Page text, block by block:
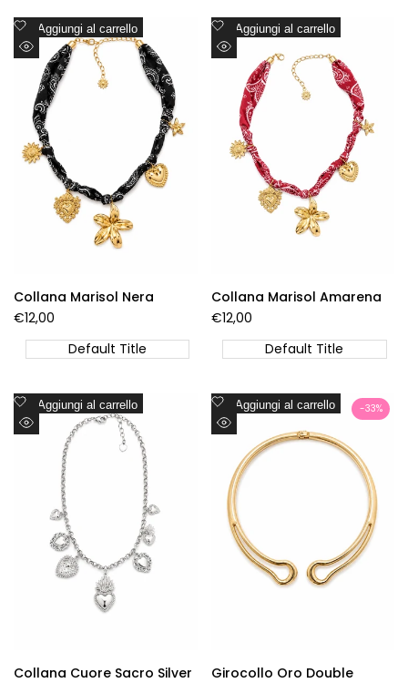
Aggiungi al carrello
Aggiungi
alla
lista
dei
desideri
Visualizzazione
Rapida
Collana Marisol Nera
Prezzo
vendita
€12,00
Default Title
Aggiungi al carrello
Aggiungi
alla
desideri
Visualizzazione
Rapida
Collana Marisol Amarena
Prezzo
vendita
€12,00
Default Title
Aggiungi al carrello
Aggiungi
alla
desideri
Visualizzazione
Collana Cuore Sacro Silver
-33%
Aggiungi al carrello
Aggiungi
alla
dei
desideri
Visualizzazione
Rapida
Girocollo Oro Double